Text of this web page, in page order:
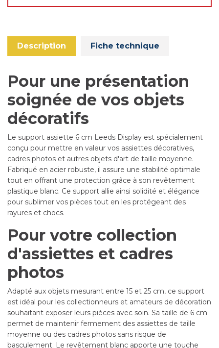
Description Fiche technique
Pour une présentation
soignée de vos objets
décoratifs
Le support assiette 6 cm Leeds Display est spécialement
conçu pour mettre en valeur vos assiettes décoratives,
cadres photos et autres objets d'art de taille moyenne.
Fabriqué en acier robuste, il assure une stabilité optimale
tout en offrant une protection grâce à son revêtement
plastique blanc. Ce support allie ainsi solidité et élégance
pour sublimer vos pièces tout en les protégeant des
rayures et chocs.
Pour votre collection
d'assiettes et cadres
photos
Adapté aux objets mesurant entre 15 et 25 cm, ce support
est idéal pour les collectionneurs et amateurs de décoration
souhaitant exposer leurs pièces avec soin. Sa taille de 6 cm
permet de maintenir fermement des assiettes de taille
moyenne ou des cadres photos sans risque de
basculement. Le revêtement blanc apporte une touche